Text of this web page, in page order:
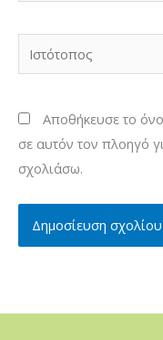
Ιστότοπος
Αποθήκευσε το
σε αυτόν τον πλοηγό
σχολιάσω.